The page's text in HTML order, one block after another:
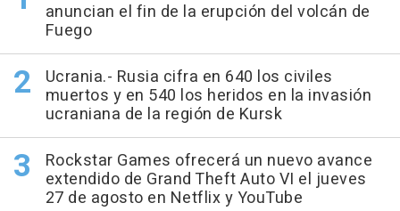
anuncian el fin de la erupción del volcán de
Fuego
Ucrania.- Rusia cifra en 640 los civiles
muertos y en 540 los heridos en la invasión
ucraniana de la región de Kursk
Rockstar Games ofrecerá un nuevo avance
extendido de Grand Theft Auto VI el jueves
27 de agosto en Netflix y YouTube